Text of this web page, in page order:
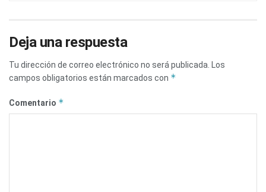
Deja una respuesta
Tu dirección de correo electrónico no será publicada. Los
campos obligatorios están marcados con *
Comentario *